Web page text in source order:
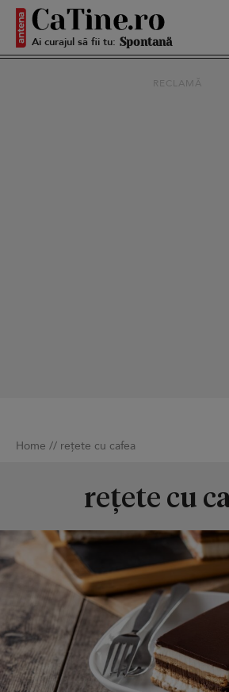
Ai curajul să fii tu: Puternică
RECLAMĂ
Home // rețete cu cafea
rețete cu